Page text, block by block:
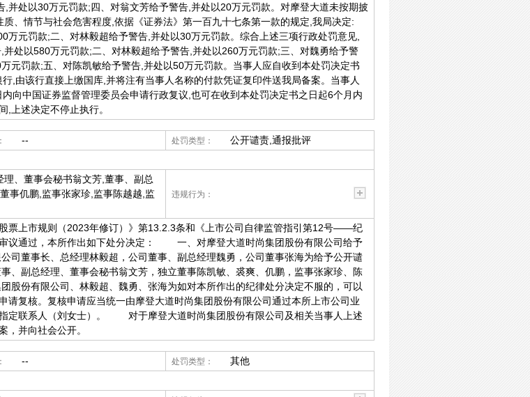
并处以30万元罚款;四、对翁文芳给予警告,并处以20万元罚款。对摩登大道未按期披
、情节与社会危害程度,依据《证券法》第一百九十七条第一款的规定,我局决定:
元罚款;二、对林毅超给予警告,并处以30万元罚款。综合上述三项行政处罚意见,
处以580万元罚款;二、对林毅超给予警告,并处以260万元罚款;三、对魏勇给予警
元罚款;五、对陈凯敏给予警告,并处以50万元罚款。当事人应自收到本处罚决定书
,由该行直接上缴国库,并将注有当事人名称的付款凭证复印件送我局备案。当事人
向中国证券监督管理委员会申请行政复议,也可在收到本处罚决定书之日起6个月内
,上述决定不停止执行。
-- 处罚类型： 公开谴责,通报批评
、董事会秘书翁文芳,董事、副总
事仉鹏,监事张家珍,监事陈越越,监
违规行为：
上市规则（2023年修订）》第13.2.3条和《上市公司自律监管指引第12号——纪
议通过，本所作出如下处分决定： 一、对摩登大道时尚集团股份有限公司给予
董事长、总经理林毅超，公司董事、副总经理魏勇，公司董事张海为给予公开谴
副总经理、董事会秘书翁文芳，独立董事陈凯敏、裘爽、仉鹏，监事张家珍、陈
份有限公司、林毅超、魏勇、张海为如对本所作出的纪律处分决定不服的，可以
请复核。复核申请应当统一由摩登大道时尚集团股份有限公司通过本所上市公司业
定联系人（刘女士）。 对于摩登大道时尚集团股份有限公司及相关当事人上述
，并向社会公开。
-- 处罚类型： 其他